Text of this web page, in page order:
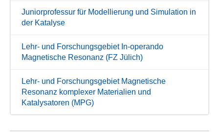
Juniorprofessur für Modellierung und Simulation in
der Katalyse
Lehr- und Forschungsgebiet In-operando
Magnetische Resonanz (FZ Jülich)
Lehr- und Forschungsgebiet Magnetische
Resonanz komplexer Materialien und
Katalysatoren (MPG)